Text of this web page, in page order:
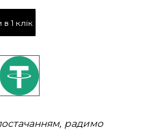
1 клік
радимо